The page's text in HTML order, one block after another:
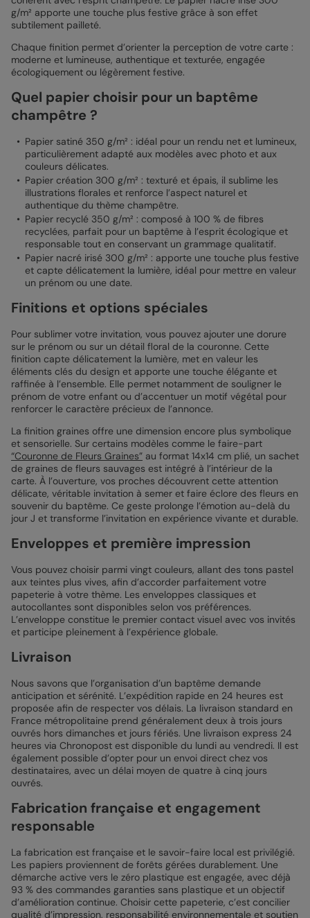
g/m² apporte une touche plus festive grâce à son effet
subtilement pailleté.
Chaque finition permet d’orienter la perception de votre carte :
moderne et lumineuse, authentique et texturée, engagée
écologiquement ou légèrement festive.
Quel papier choisir pour un baptême
champêtre ?
Papier satiné 350 g/m² : idéal pour un rendu net et lumineux,
particulièrement adapté aux modèles avec photo et aux
couleurs délicates.
Papier création 300 g/m² : texturé et épais, il sublime les
illustrations florales et renforce l’aspect naturel et
authentique du thème champêtre.
Papier recyclé 350 g/m² : composé à 100 % de fibres
recyclées, parfait pour un baptême à l’esprit écologique et
responsable tout en conservant un grammage qualitatif.
Papier nacré irisé 300 g/m² : apporte une touche plus festive
et capte délicatement la lumière, idéal pour mettre en valeur
un prénom ou une date.
Finitions et options spéciales
Pour sublimer votre invitation, vous pouvez ajouter une dorure
sur le prénom ou sur un détail floral de la couronne. Cette
finition capte délicatement la lumière, met en valeur les
éléments clés du design et apporte une touche élégante et
raffinée à l’ensemble. Elle permet notamment de souligner le
prénom de votre enfant ou d’accentuer un motif végétal pour
renforcer le caractère précieux de l’annonce.
La finition graines offre une dimension encore plus symbolique
et sensorielle. Sur certains modèles comme le faire-part
“Couronne de Fleurs Graines” au format 14x14 cm plié, un sachet
de graines de fleurs sauvages est intégré à l’intérieur de la
carte. À l’ouverture, vos proches découvrent cette attention
délicate, véritable invitation à semer et faire éclore des fleurs en
souvenir du baptême. Ce geste prolonge l’émotion au-delà du
jour J et transforme l’invitation en expérience vivante et durable.
Enveloppes et première impression
Vous pouvez choisir parmi vingt couleurs, allant des tons pastel
aux teintes plus vives, afin d’accorder parfaitement votre
papeterie à votre thème. Les enveloppes classiques et
autocollantes sont disponibles selon vos préférences.
L’enveloppe constitue le premier contact visuel avec vos invités
et participe pleinement à l’expérience globale.
Livraison
Nous savons que l’organisation d’un baptême demande
anticipation et sérénité. L’expédition rapide en 24 heures est
proposée afin de respecter vos délais. La livraison standard en
France métropolitaine prend généralement deux à trois jours
ouvrés hors dimanches et jours fériés. Une livraison express 24
heures via Chronopost est disponible du lundi au vendredi. Il est
également possible d’opter pour un envoi direct chez vos
destinataires, avec un délai moyen de quatre à cinq jours
ouvrés.
Fabrication française et engagement
responsable
La fabrication est française et le savoir-faire local est privilégié.
Les papiers proviennent de forêts gérées durablement. Une
démarche active vers le zéro plastique est engagée, avec déjà
93 % des commandes garanties sans plastique et un objectif
d’amélioration continue. Choisir cette papeterie, c’est concilier
qualité d’impression, responsabilité environnementale et soutien